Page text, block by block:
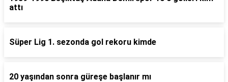
attı
Süper Lig 1. sezonda gol rekoru kimde
20 yaşından sonra güreşe başlanır mı